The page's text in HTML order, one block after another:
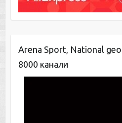
Arena Sport, National
8000 канали